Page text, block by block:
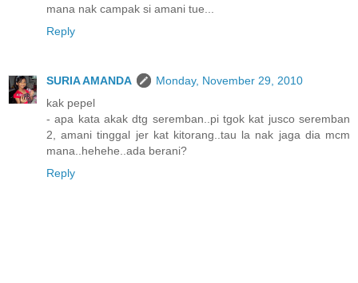
mana nak campak si amani tue...
Reply
SURIA AMANDA
Monday, November 29, 2010
kak pepel
- apa kata akak dtg seremban..pi tgok kat jusco seremban
2, amani tinggal jer kat kitorang..tau la nak jaga dia mcm
mana..hehehe..ada berani?
Reply